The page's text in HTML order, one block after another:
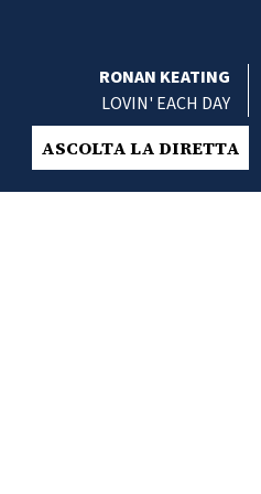
RONAN KEATING
LOVIN' EACH DAY
ASCOLTA LA DIRETTA